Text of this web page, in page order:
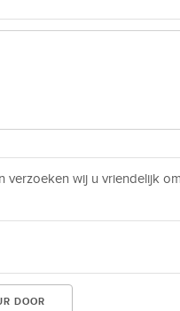
wij u vriendelijk